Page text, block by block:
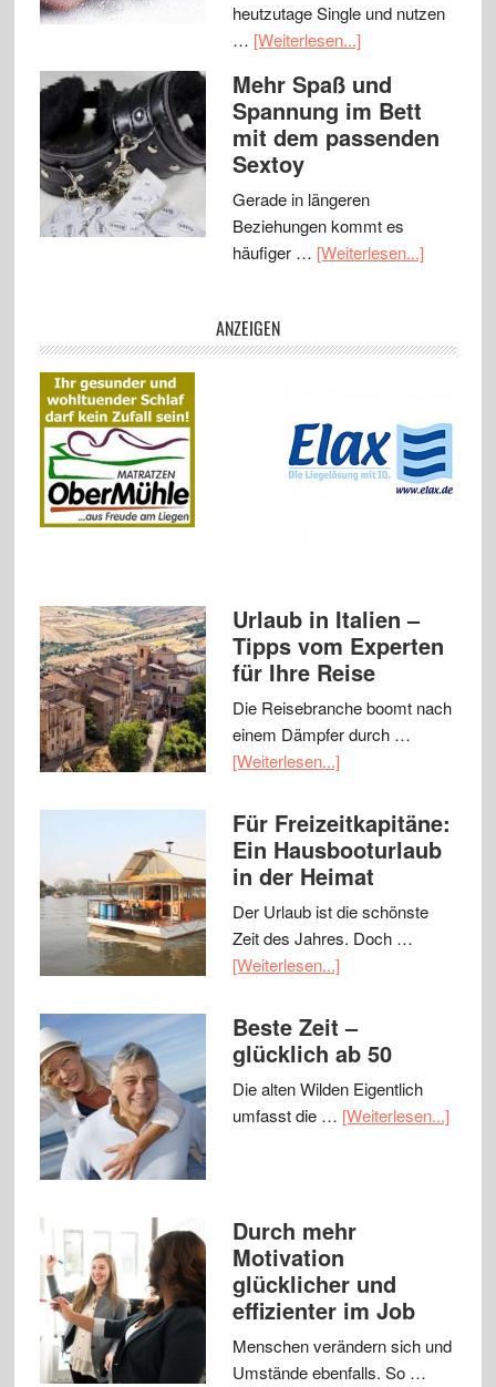
heutzutage Single und nutzen
… [Weiterlesen...]
Mehr Spaß und
Spannung im Bett
mit dem passenden
Sextoy
Gerade in längeren
Beziehungen kommt es
häufiger … [Weiterlesen...]
ANZEIGEN
Urlaub in Italien –
Tipps vom Experten
für Ihre Reise
Die Reisebranche boomt nach
einem Dämpfer durch …
[Weiterlesen...]
Für Freizeitkapitäne:
Ein Hausbooturlaub
in der Heimat
Der Urlaub ist die schönste
Zeit des Jahres. Doch …
[Weiterlesen...]
Beste Zeit –
glücklich ab 50
Die alten Wilden Eigentlich
umfasst die … [Weiterlesen...]
Durch mehr
Motivation
glücklicher und
effizienter im Job
Menschen verändern sich und
Umstände ebenfalls. So …